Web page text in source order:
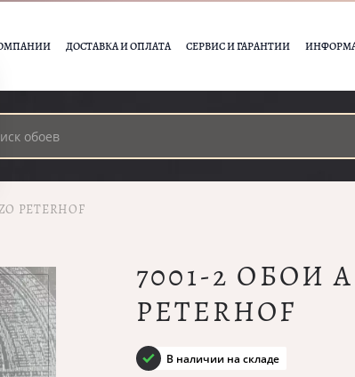
ДОСТАВКА И ОПЛАТА СЕРВИС И ГАРАНТИИ
PETERHOF
7001-2 ОБОИ
PETERHOF
В наличии на складе